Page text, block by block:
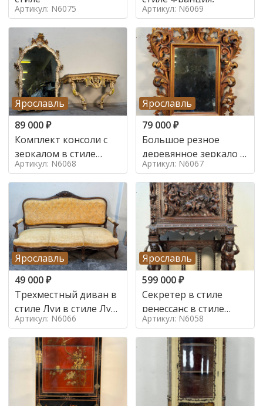
Артикул: N6075 Артикул: N6069
Ярославль
89 000₽
Комплект консоли с
зеркалом в стиле
ренессанс,
Артикул: N6068
Ярославль
79 000₽
Большое резное
деревянное зеркало с
золочением в стиле
Артикул: N6067
Ярославль
49 000₽
Трехместный диван в
стиле Луи в стиле Луи
16,
Артикул: N6066
Ярославль
599 000₽
Секретер в стиле
ренессанс в стиле
ренессанс, 19 век
Артикул: N6058